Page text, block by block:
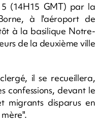
(14H15 GMT) par la
à l'aéroport de
à la basilique Notre-
de la deuxième ville
il se recueillera,
confessions, devant le
migrants disparus en